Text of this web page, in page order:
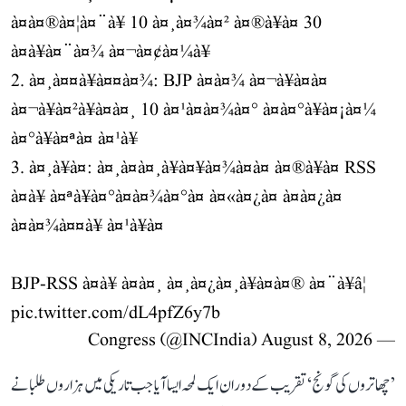
à¤à¤®à¤¦à¤¨à¥ 10 à¤¸à¤¾à¤² à¤®à¥à¤ 30
à¤à¥à¤¨à¤¾ à¤¬à¤¢à¤¼à¥
2. à¤¸à¤¤à¥à¤¤à¤¾: BJP à¤à¤¾ à¤¬à¥à¤à¤
à¤¬à¥à¤²à¥à¤à¤¸ 10 à¤¹à¤à¤¾à¤° à¤à¤°à¥à¤¡à¤¼
à¤°à¥à¤ªà¤ à¤¹à¥
3. à¤¸à¥à¤: à¤¸à¤à¤¸à¥à¤¥à¤¾à¤à¤ à¤®à¥à¤ RSS
à¤à¥ à¤ªà¥à¤°à¤à¤¾à¤°à¤ à¤«à¤¿à¤ à¤à¤¿à¤
à¤à¤¾à¤¤à¥ à¤¹à¥à¤
BJP-RSS à¤à¥ à¤à¤¸ à¤¸à¤¿à¤¸à¥à¤à¤® à¤¨à¥â¦
pic.twitter.com/dL4pfZ6y7b
— Congress (@INCIndia)
August 8, 2026
’چھاتروں کی گونج‘ تقریب کے دوران ایک لمحہ ایسا آیا جب تاریکی میں ہزاروں طلبا نے